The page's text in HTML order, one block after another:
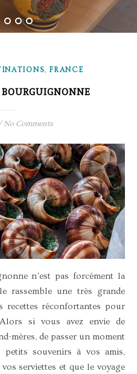
,FRANCE
No Comments
rassemble une très grande
recettes réconfortantes pour
si vous avez envie de
mères, de passer un moment
souvenirs à vos amis,
serviettes et que le voyage